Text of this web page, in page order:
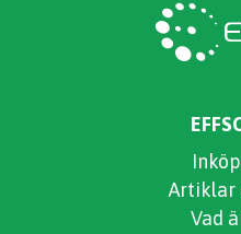
Artiklar
Vad